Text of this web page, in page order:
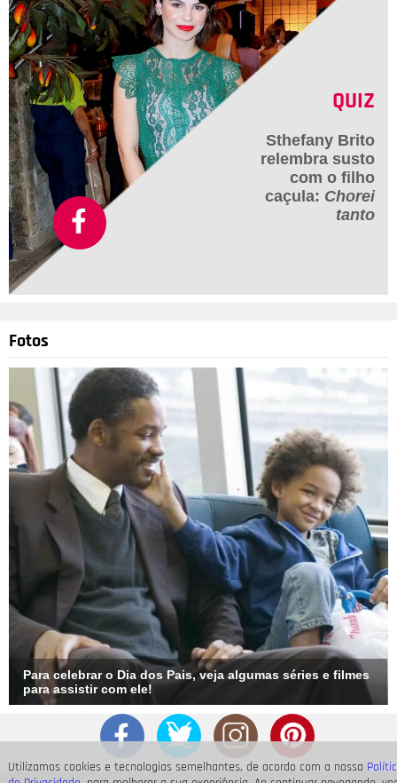
Utilizamos cookies e tecnologias semelhantes, de acordo com a nossa
QUIZ
Sthefany Brito
relembra susto
com o filho
caçula: Chorei
tanto
Fotos
Para celebrar o Dia dos Pais, veja algumas séries e filmes
para assistir com ele!